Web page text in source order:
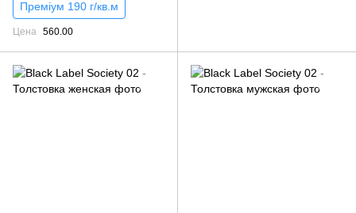
Преміум 190 г/кв.м
Цена 560.00